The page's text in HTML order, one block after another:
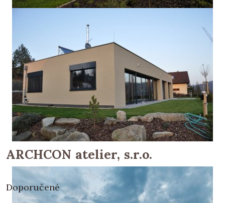
ARCHCON atelier, s.r.o.
Doporučené